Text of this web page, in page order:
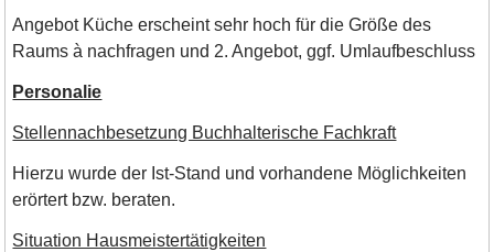
Angebot Küche erscheint sehr hoch für die Größe des
Raums à nachfragen und 2. Angebot, ggf. Umlaufbeschluss
Personalie
Stellennachbesetzung Buchhalterische Fachkraft
Hierzu wurde der Ist-Stand und vorhandene Möglichkeiten
erörtert bzw. beraten.
Situation Hausmeistertätigkeiten